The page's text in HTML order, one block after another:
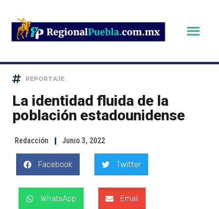
REPORTAJE
La identidad fluida de la
población estadounidense
Redacción Junio 3, 2022
Facebook Twitter
WhatsApp Email